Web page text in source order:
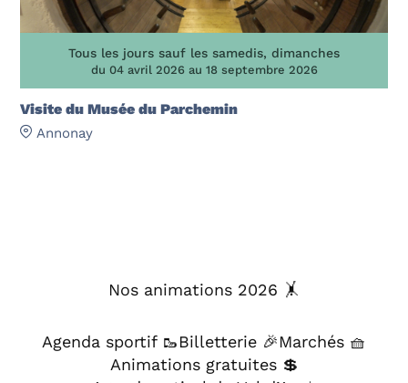
Tous les jours sauf les samedis, dimanches
du 04 avril 2026 au 18 septembre 2026
Visite du Musée du Parchemin
Annonay
Nos animations 2026 🤸
Agenda sportif 🥾Billetterie 🎉Marchés 🧺
Animations gratuites 💲